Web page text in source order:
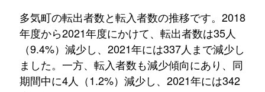
多気町の転出者数と転入者数の推移です。2018
年度から2021年度にかけて、転出者数は35人
（9.4%）減少し、2021年には337人まで減少し
ました。一方、転入者数も減少傾向にあり、同
期間中に4人（1.2%）減少し、2021年には342